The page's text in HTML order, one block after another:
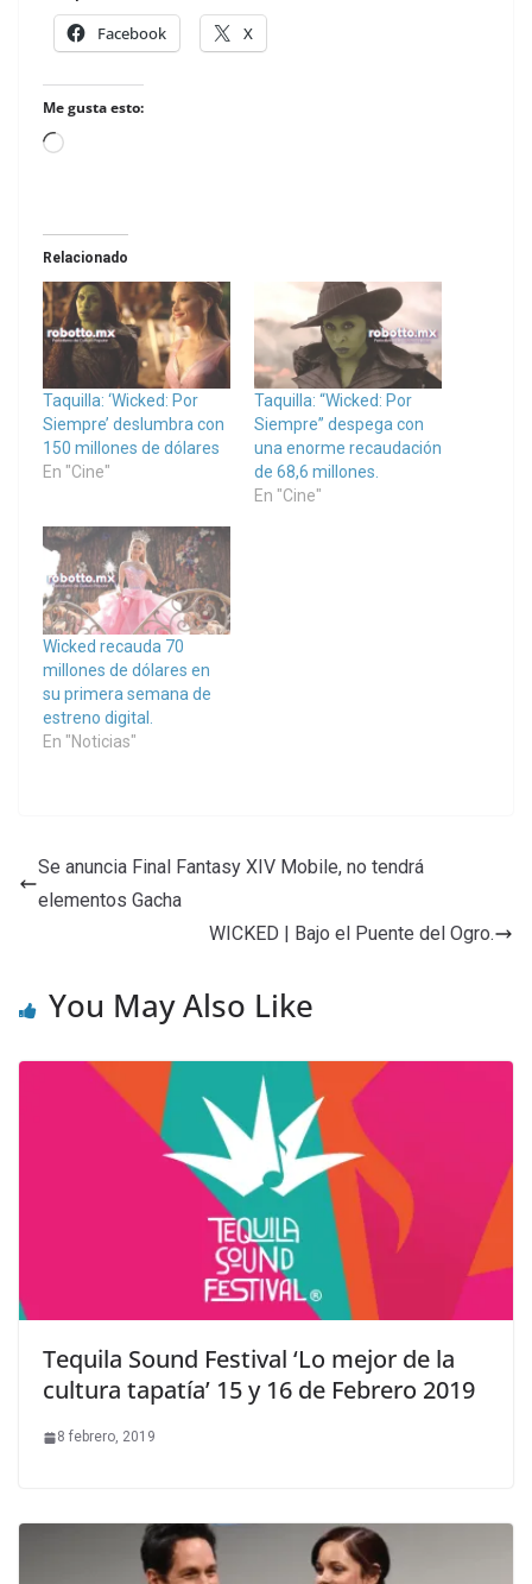
Facebook X
Me gusta esto:
Loading…
Relacionado
Taquilla: ‘Wicked: Por
Siempre’ deslumbra con
150 millones de dólares
En "Cine"
Taquilla: “Wicked: Por
Siempre” despega con
una enorme recaudación
de 68,6 millones.
En "Cine"
Wicked recauda 70
millones de dólares en
su primera semana de
estreno digital.
En "Noticias"
Se anuncia Final Fantasy XIV Mobile, no tendrá
elementos Gacha
WICKED | Bajo el Puente del Ogro.
You May Also Like
Tequila Sound Festival ‘Lo mejor de la
cultura tapatía’ 15 y 16 de Febrero 2019
8 febrero, 2019